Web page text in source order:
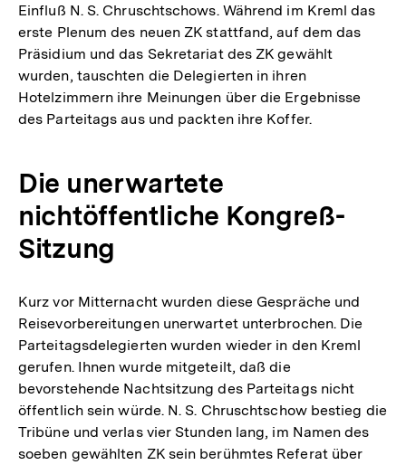
Einfluß N. S. Chruschtschows. Während im Kreml das
erste Plenum des neuen ZK stattfand, auf dem das
Präsidium und das Sekretariat des ZK gewählt
wurden, tauschten die Delegierten in ihren
Hotelzimmern ihre Meinungen über die Ergebnisse
des Parteitags aus und packten ihre Koffer.
Die unerwartete
nichtöffentliche Kongreß-
Sitzung
Kurz vor Mitternacht wurden diese Gespräche und
Reisevorbereitungen unerwartet unterbrochen. Die
Parteitagsdelegierten wurden wieder in den Kreml
gerufen. Ihnen wurde mitgeteilt, daß die
bevorstehende Nachtsitzung des Parteitags nicht
öffentlich sein würde. N. S. Chruschtschow bestieg die
Tribüne und verlas vier Stunden lang, im Namen des
soeben gewählten ZK sein berühmtes Referat über